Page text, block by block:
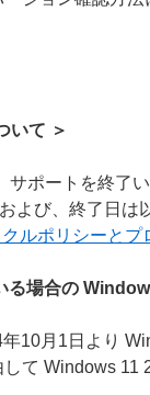
いて ＞
サポートを終了
よび、終了日
ルポリシーと
る場合の
10月1日より
て Windows